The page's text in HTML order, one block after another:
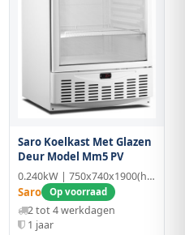
Saro Koelkast Met Glazen
Deur Model Mm5 PV
0.240kW | 750x740x1900(h)mm | Kunststof
Saro Op voorraad
2 tot 4 werkdagen
1 jaar